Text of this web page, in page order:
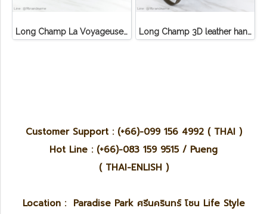
Long Champ La Voyageuse Bag Leather Long Champ 3D leather handbag
Customer Support : (+66)-099 156 4992 ( THAI )
Hot Line : (+66)-083 159 9515 / Pueng
( THAI-ENLISH )
Location : Paradise Park ศรีนครินทร์ โซน Life Style